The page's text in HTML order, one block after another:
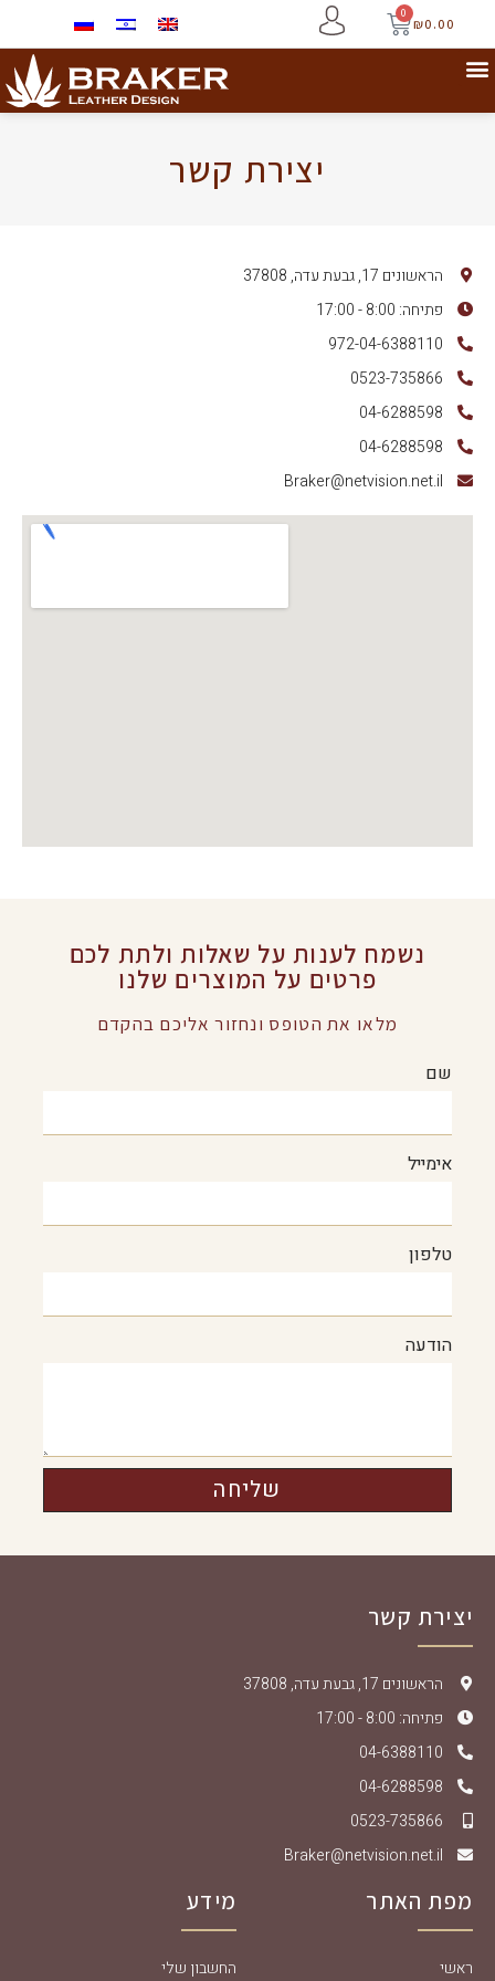
₪0.00
0
יצירת קשר
הראשונים 17, גבעת עדה, 37808
פתיחה: 8:00 - 17:00
972-04-6388110
0523-735866
04-6288598
04-6288598
Braker@netvision.net.il
נשמח לענות על שאלות ולתת לכם
פרטים על המוצרים שלנו
מלאו את הטופס ונחזור אליכם בהקדם
שם
אימייל
טלפון
הודעה
שליחה
יצירת קשר
הראשונים 17, גבעת עדה, 37808
פתיחה: 8:00 - 17:00
04-6388110
04-6288598
0523-735866
Braker@netvision.net.il
מפת האתר
ראשי
מידע
החשבון שלי